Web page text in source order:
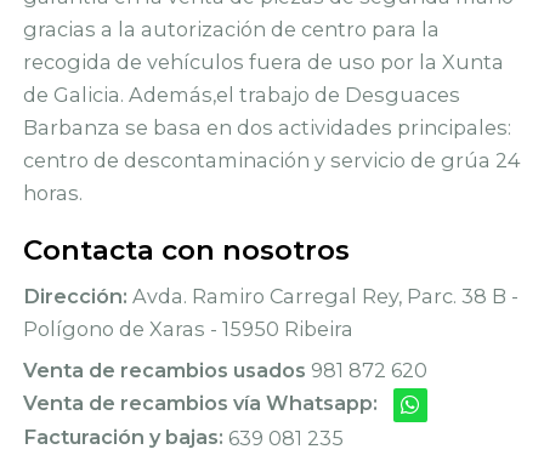
gracias a la autorización de centro para la
recogida de vehículos fuera de uso por la Xunta
de Galicia. Además,el trabajo de Desguaces
Barbanza se basa en dos actividades principales:
centro de descontaminación y servicio de grúa 24
horas.
Contacta con nosotros
Dirección: Avda. Ramiro Carregal Rey, Parc. 38 B -
Polígono de Xaras - 15950 Ribeira
Venta de recambios usados 981 872 620
Venta de recambios vía Whatsapp:
Facturación y bajas: 639 081 235